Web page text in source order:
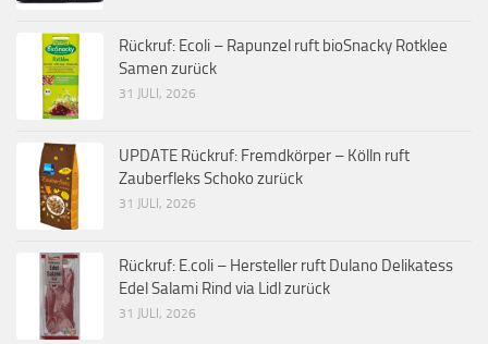
Rückruf: Ecoli – Rapunzel ruft bioSnacky Rotklee
Samen zurück
31 JULI, 2026
UPDATE Rückruf: Fremdkörper – Kölln ruft
Zauberfleks Schoko zurück
31 JULI, 2026
Rückruf: E.coli – Hersteller ruft Dulano Delikatess
Edel Salami Rind via Lidl zurück
31 JULI, 2026